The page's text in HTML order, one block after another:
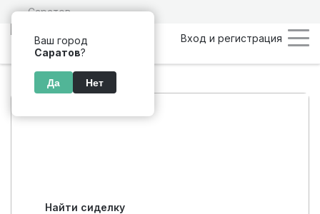
Саратов
Ваш город
Саратов?
Да Нет
Вход и регистрация
Подбор персонала
Найти сиделку